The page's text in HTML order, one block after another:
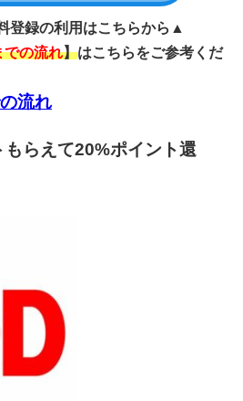
登録の利用はこちらから▲
での流れ】はこちらをご参考くだ
流れ
らえて20%ポイント還